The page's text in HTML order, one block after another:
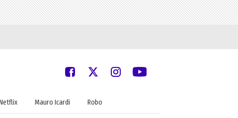
Mauro Icardi Robo